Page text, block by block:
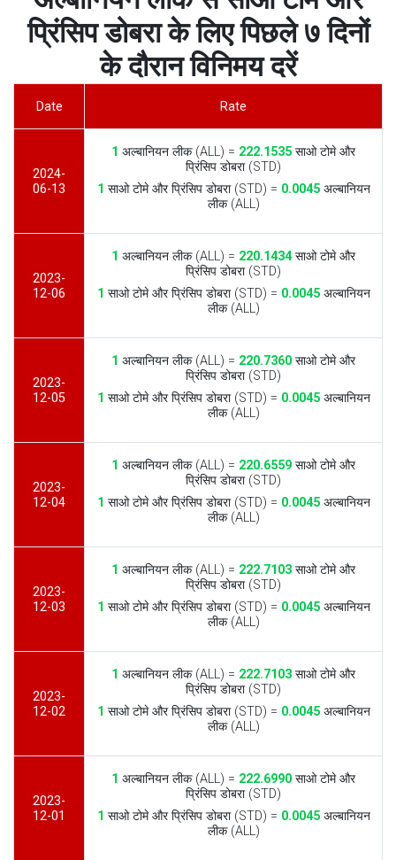
प्रिंसिप डोबरा के लिए पिछले ७ दिनों
के दौरान विनिमय दरें
Date Rate
2024-
06-13
1 अल्बानियन लीक (ALL) = 222.1535 साओ टोमे और
प्रिंसिप डोबरा (STD)
1 साओ टोमे और प्रिंसिप डोबरा (STD) = 0.0045अल्बानियन
लीक (ALL)
2023-
12-06
1 अल्बानियन लीक (ALL) = 220.1434साओ टोमे और
प्रिंसिप डोबरा (STD)
1 साओ टोमे और प्रिंसिप डोबरा (STD) = 0.0045अल्बानियन
लीक (ALL)
2023-
12-05
1 अल्बानियन लीक (ALL) = 220.7360 साओ टोमे और
प्रिंसिप डोबरा (STD)
1 साओ टोमे और प्रिंसिप डोबरा (STD) = 0.0045अल्बानियन
लीक (ALL)
2023-
12-04
1 अल्बानियन लीक (ALL) = 220.6559 साओ टोमे और
प्रिंसिप डोबरा (STD)
1 साओ टोमे और प्रिंसिप डोबरा (STD) = 0.0045अल्बानियन
लीक (ALL)
2023-
12-03
1 अल्बानियन लीक (ALL) = 222.7103 साओ टोमे और
प्रिंसिप डोबरा (STD)
1 साओ टोमे और प्रिंसिप डोबरा (STD) = 0.0045अल्बानियन
लीक (ALL)
2023-
12-02
1 अल्बानियन लीक (ALL) = 222.7103 साओ टोमे और
प्रिंसिप डोबरा (STD)
1 साओ टोमे और प्रिंसिप डोबरा (STD) = 0.0045अल्बानियन
लीक (ALL)
2023-
12-01
1 अल्बानियन लीक (ALL) = 222.6990 साओ टोमे और
प्रिंसिप डोबरा (STD)
1 साओ टोमे और प्रिंसिप डोबरा (STD) = 0.0045अल्बानियन
लीक (ALL)